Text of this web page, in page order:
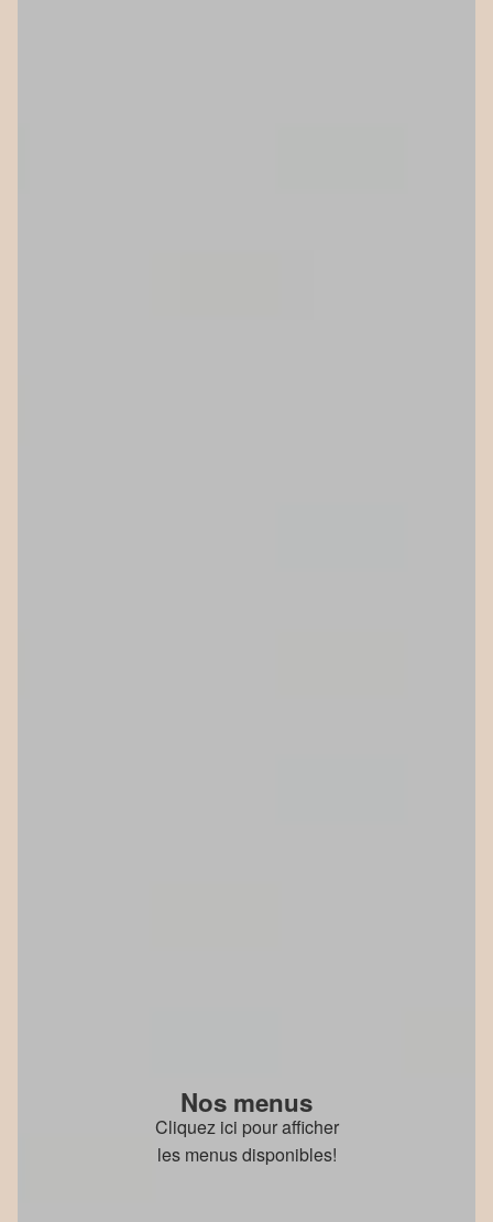
Nos menus
Cliquez ici pour afficher
les menus disponibles!